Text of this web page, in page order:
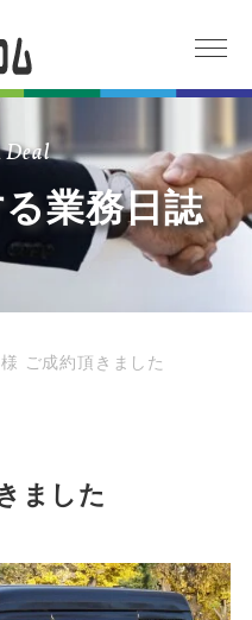
Deal
業務日誌
ご成約頂きました
ました